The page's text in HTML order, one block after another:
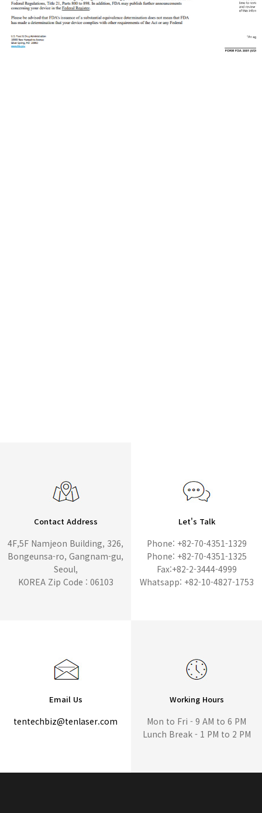
Contact Address
4F,5F Namjeon Building, 326,
Bongeunsa-ro, Gangnam-gu,
Seoul,
KOREA Zip Code : 06103
Let's Talk
Phone: +82-70-4351-1329
Phone: +82-70-4351-1325
Fax:+82-2-3444-4999
Whatsapp: +82-10-4827-1753
Email Us
tentechbiz@tenlaser.com
Working Hours
Mon to Fri - 9 AM to 6 PM
Lunch Break - 1 PM to 2 PM